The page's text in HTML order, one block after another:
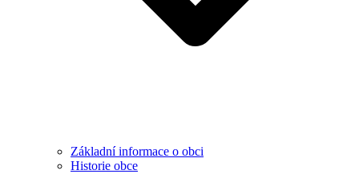
Základní informace o obci
Historie obce